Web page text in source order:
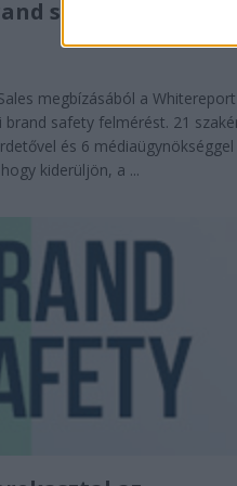
safety felmérés
megbízásából a Whitereport
brand safety felmérést. 21
és 6 médiaügynökséggel
kiderüljön, a ...